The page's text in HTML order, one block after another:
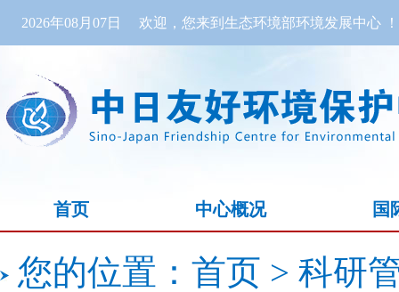
2026年08月07日 欢迎，您来到生态环境部环境发展中心 ！
首页 中心概况 国
您的位置： 首页 > 科研